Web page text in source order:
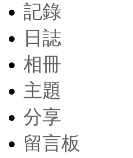
記錄
日誌
相冊
主題
分享
留言板